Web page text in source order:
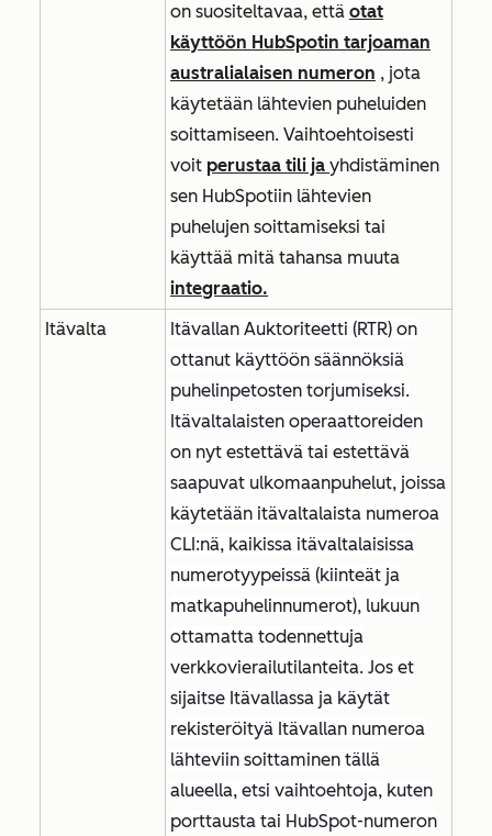
on suositeltavaa, että otat
käyttöön HubSpotin tarjoaman
australialaisen numeron , jota
käytetään lähtevien puheluiden
soittamiseen. Vaihtoehtoisesti
voit perustaa tili ja yhdistäminen
sen HubSpotiin lähtevien
puhelujen soittamiseksi tai
käyttää mitä tahansa muuta
integraatio.
Itävalta
Itävallan Auktoriteetti (RTR) on
ottanut käyttöön säännöksiä
puhelinpetosten torjumiseksi.
Itävaltalaisten operaattoreiden
on nyt estettävä tai estettävä
saapuvat ulkomaanpuhelut, joissa
käytetään itävaltalaista numeroa
CLI:nä, kaikissa itävaltalaisissa
numerotyypeissä (kiinteät ja
matkapuhelinnumerot), lukuun
ottamatta todennettuja
verkkovierailutilanteita. Jos et
sijaitse Itävallassa ja käytät
rekisteröityä Itävallan numeroa
lähteviin soittaminen tällä
alueella, etsi vaihtoehtoja, kuten
porttausta tai HubSpot-numeron